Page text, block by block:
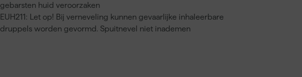
gebarsten huid veroorzaken
EUH211: Let op! Bij verneveling kunnen gevaarlijke inhaleerbare
druppels worden gevormd. Spuitnevel niet inademen